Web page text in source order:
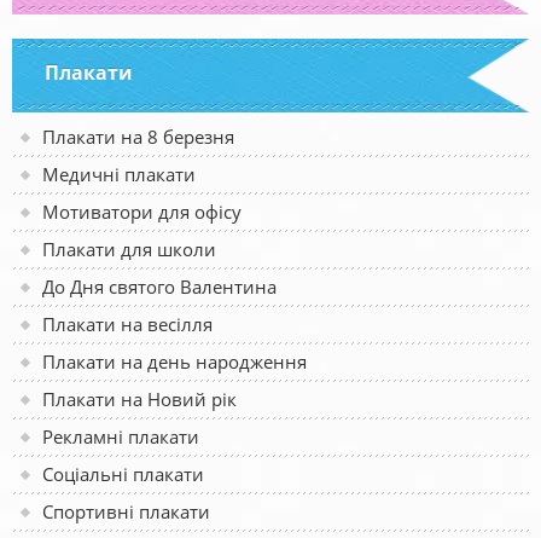
Плакати
Плакати на 8 березня
Медичні плакати
Мотиватори для офісу
Плакати для школи
До Дня святого Валентина
Плакати на весілля
Плакати на день народження
Плакати на Новий рік
Рекламні плакати
Соціальні плакати
Спортивні плакати